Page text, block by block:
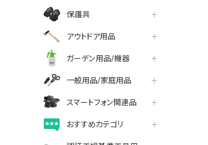
保護具
アウトドア用品
ガーデン用品/機器
一般用品/家庭用品
スマートフォン関連品
おすすめカテゴリ